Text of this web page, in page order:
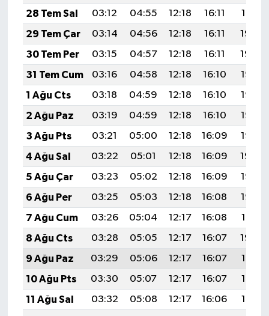
28 Tem Sal
03:12 04:55 12:18 16:11
19:31
29 Tem Çar
03:14 04:56 12:18 16:11
19:30
30 Tem Per
03:15 04:57 12:18 16:11
19:29
31 Tem Cum
03:16 04:58 12:18 16:10
19:28
1 Ağu Cts
03:18 04:59 12:18 16:10
19:27
2 Ağu Paz
03:19 04:59 12:18 16:10
19:26
3 Ağu Pts
03:21 05:00 12:18 16:09
19:25
4 Ağu Sal
03:22 05:01 12:18 16:09
19:24
5 Ağu Çar
03:23 05:02 12:18 16:09
19:23
6 Ağu Per
03:25 05:03 12:18 16:08
19:22
7 Ağu Cum
03:26 05:04 12:17 16:08
19:21
8 Ağu Cts
03:28 05:05 12:17 16:07
19:20
9 Ağu Paz
03:29 05:06 12:17 16:07
19:18
10 Ağu Pts
03:30 05:07 12:17 16:07
19:17
11 Ağu Sal
03:32 05:08 12:17 16:06
19:16